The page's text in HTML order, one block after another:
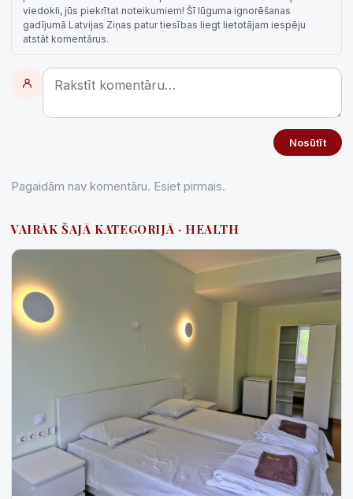
viedokli, jūs piekrītat noteikumiem! Šī lūguma ignorēšanas
gadījumā Latvijas Ziņas patur tiesības liegt lietotājam iespēju
atstāt komentārus.
Nosūtīt
Pagaidām nav komentāru. Esiet pirmais.
VAIRĀK ŠAJĀ KATEGORIJĀ · HEALTH